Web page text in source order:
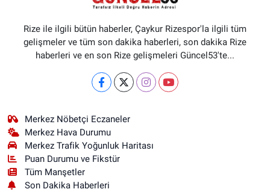
Rize ile ilgili bütün haberler, Çaykur Rizespor'la ilgili tüm
gelişmeler ve tüm son dakika haberleri, son dakika Rize
haberleri ve en son Rize gelişmeleri Güncel53'te...
Merkez Nöbetçi Eczaneler
Merkez Hava Durumu
Merkez Trafik Yoğunluk Haritası
Puan Durumu ve Fikstür
Tüm Manşetler
Son Dakika Haberleri